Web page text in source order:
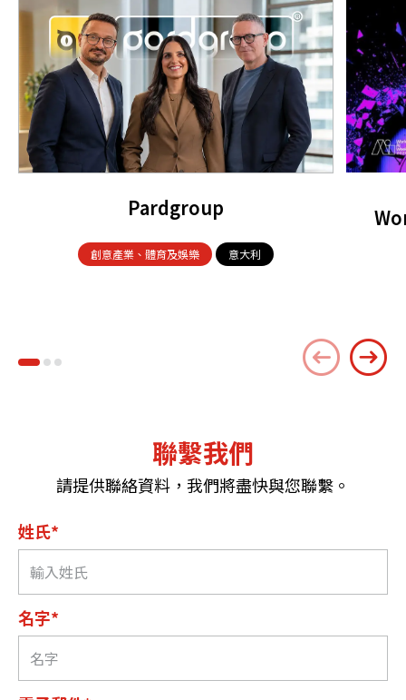
Pardgroup
創意產業、體育及娛樂 意大利
聯繫我們
請提供聯絡資料，我們將盡快與您聯繫。
姓氏*
名字*